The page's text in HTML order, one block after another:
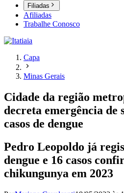
Filiadas
Afiliadas
Trabalhe Conosco
Capa
Minas Gerais
Cidade da região
decreta emergência de
casos de dengue
Pedro Leopoldo já
dengue e 16 casos
chikungunya em 2023